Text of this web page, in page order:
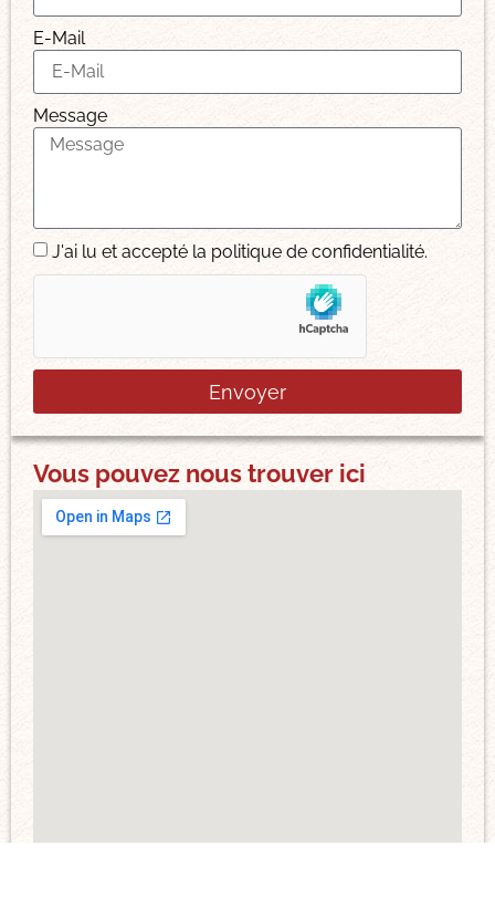
E-Mail
Message
J'ai lu et accepté la politique de confidentialité.
Envoyer
Vous pouvez nous trouver ici